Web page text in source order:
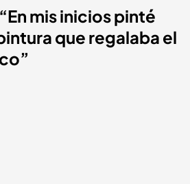
mis inicios pinté
que regalaba el